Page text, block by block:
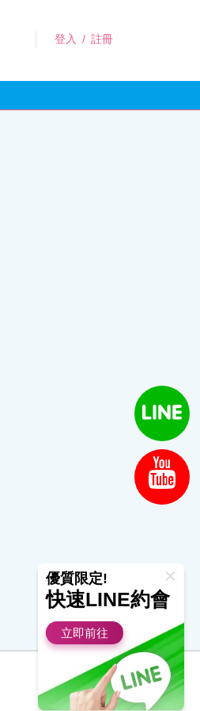
登入 / 註冊
優質限定!
快速LINE約會
立即前往